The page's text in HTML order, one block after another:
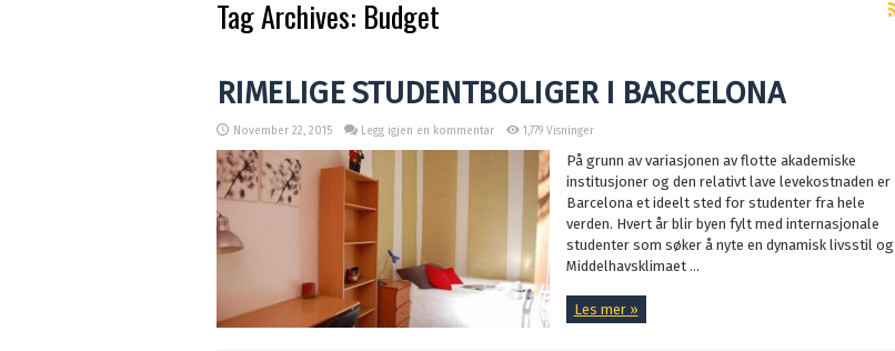
Tag Archives: Budget
RIMELIGE STUDENTBOLIGER I BARCELONA
November 22, 2015 Legg igjen en kommentar 1,779 Visninger
På grunn av variasjonen av flotte akademiske
institusjoner og den relativt lave levekostnaden er
Barcelona et ideelt sted for studenter fra hele
verden. Hvert år blir byen fylt med internasjonale
studenter som søker å nyte en dynamisk livsstil og
Middelhavsklimaet ...
Les mer »